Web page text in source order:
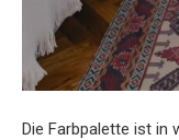
Die Farbpalette ist in